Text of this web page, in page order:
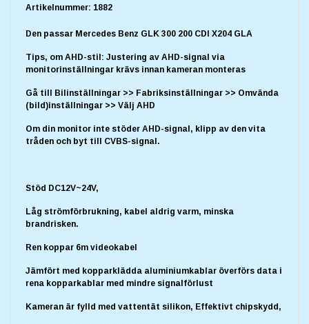
Artikelnummer: 1882
Den passar Mercedes Benz GLK 300 200 CDI X204 GLA
Tips, om AHD-stil: Justering av AHD-signal via
monitorinställningar krävs innan kameran monteras
Gå till Bilinställningar >> Fabriksinställningar >> Omvända
(bild)inställningar >> Välj AHD
Om din monitor inte stöder AHD-signal, klipp av den vita
tråden och byt till CVBS-signal.
Stöd DC12V~24V,
Låg strömförbrukning, kabel aldrig varm, minska
brandrisken.
Ren koppar 6m videokabel
Jämfört med kopparklädda aluminiumkablar överförs data i
rena kopparkablar med mindre signalförlust
Kameran är fylld med vattentät silikon, Effektivt chipskydd,